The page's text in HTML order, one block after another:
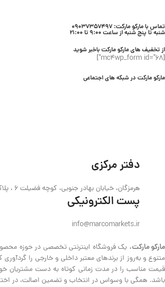
تماس با مارکو مارکت: 09037357497
شنبه تا پنج شنبه از ساعت 9:00 تا 21:00
از تخفیف های مارکو مارکت باخبر شوید
[mc4wp_form id="68"]
مارکو مارکت در شبکه های اجتماعی
دفتر مرکزی
هرمزگان، خیابان بهادر جنوبی، کوچه فضیلت 6 ، پلاک 62 ، طبقه همکف، ساختمان حیدری
پست الکترونیکی
info@marcomarkets.ir
مارکو مارکت، یک فروشگاه اینترنتی تخصصی در حوزه
متنوع و به‌روز از برندهای معتبر داخلی و خارجی را
قیمت مناسب را در مدت زمانی کوتاه به دست مشتریان
باشد. همگی با وسواس در انتخاب و تضمین اصالت، در